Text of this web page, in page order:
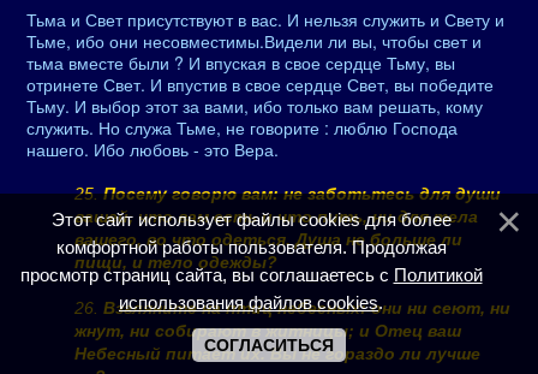
Тьма и Свет присутствуют в вас. И нельзя служить и Свету и
Тьме, ибо они несовместимы.Видели ли вы, чтобы свет и
тьма вместе были ? И впуская в свое сердце Тьму, вы
отринете Свет. И впустив в свое сердце Свет, вы победите
Тьму. И выбор этот за вами, ибо только вам решать, кому
служить. Но служа Тьме, не говорите : люблю Господа
нашего. Ибо любовь - это Вера.
25.Посему говорю вам: не заботьтесь для души
вашей, что вам есть и что пить, ни для тела
вашего, во что одеться. Душа не больше ли
пищи, и тело одежды?
26. Взгляните на птиц небесных: они ни сеют, ни
жнут, ни собирают в житницы; и Отец ваш
Небесный питает их. Вы не гораздо ли лучше
Этот сайт использует файлы cookies для более
комфортной работы пользователя. Продолжая
просмотр страниц сайта, вы соглашаетесь с Политикой
использования файлов cookies.
СОГЛАСИТЬСЯ